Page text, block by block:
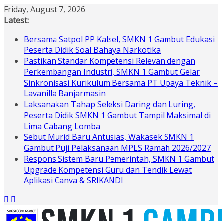
Skip
to
Friday, August 7, 2026
Latest:
Bersama Satpol PP Kalsel, SMKN 1 Gambut Edukasi
Peserta Didik Soal Bahaya Narkotika
Pastikan Standar Kompetensi Relevan dengan
Perkembangan Industri, SMKN 1 Gambut Gelar
Sinkronisasi Kurikulum Bersama PT Upaya Teknik –
Lavanilla Banjarmasin
Laksanakan Tahap Seleksi Daring dan Luring,
Peserta Didik SMKN 1 Gambut Tampil Maksimal di
Lima Cabang Lomba
Sebut Murid Baru Antusias, Wakasek SMKN 1
Gambut Puji Pelaksanaan MPLS Ramah 2026/2027
Respons Sistem Baru Pemerintah, SMKN 1 Gambut
Upgrade Kompetensi Guru dan Tendik Lewat
Aplikasi Canva & SRIKANDI